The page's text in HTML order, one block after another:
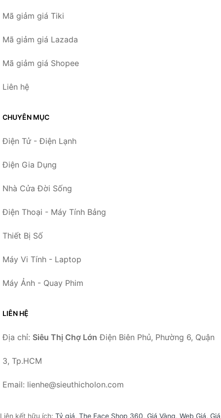
Mã giảm giá Tiki
Mã giảm giá Lazada
Mã giảm giá Shopee
Liên hệ
CHUYÊN MỤC
Điện Tử - Điện Lạnh
Điện Gia Dụng
Nhà Cửa Đời Sống
Điện Thoại - Máy Tính Bảng
Thiết Bị Số
Máy Vi Tính - Laptop
Máy Ảnh - Quay Phim
LIÊN HỆ
Địa chỉ: Siêu Thị Chợ Lớn Điện Biên Phủ, Phường 6, Quận
3, Tp.HCM
Email: lienhe@sieuthicholon.com
Liên kết hữu ích: Tỷ giá, The Face Shop 360, Giá Vàng, Web Giá, Giá